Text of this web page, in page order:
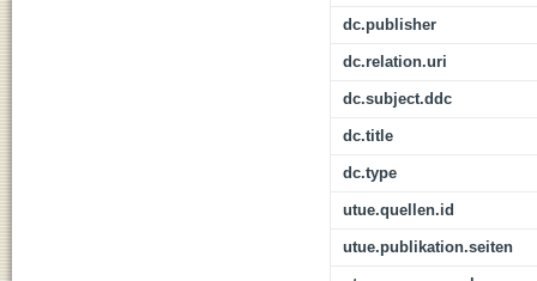
dc.publisher
dc.relation.uri
dc.subject.ddc
dc.title
dc.type
utue.quellen.id
utue.publikation.seiten